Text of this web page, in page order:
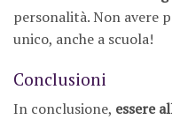
personalità. Non avere
unico, anche a scuola!
Conclusioni
In conclusione, essere